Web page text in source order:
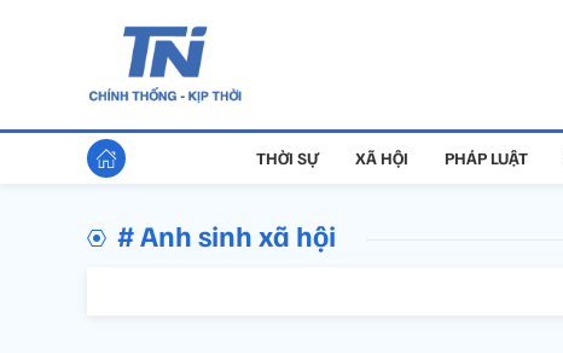
THỜI SỰ XÃ HỘI PHÁP LUẬT
# Anh sinh xã hội